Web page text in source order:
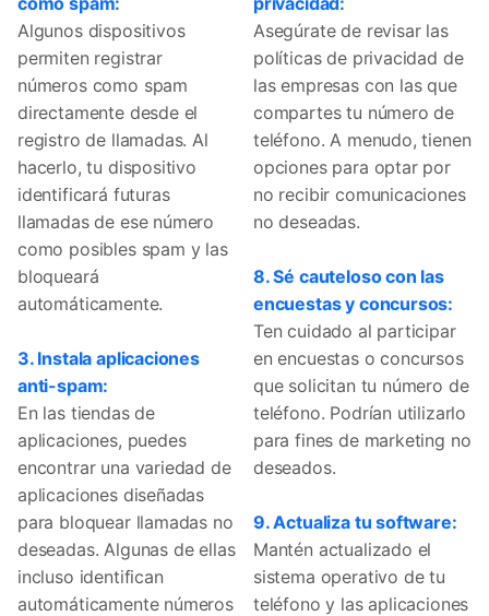
Algunos dispositivos
permiten registrar
números como spam
directamente desde el
registro de llamadas. Al
hacerlo, tu dispositivo
identificará futuras
llamadas de ese número
como posibles spam y las
bloqueará
automáticamente.
3. Instala aplicaciones
anti-spam:
En las tiendas de
aplicaciones, puedes
encontrar una variedad de
aplicaciones diseñadas
para bloquear llamadas no
deseadas. Algunas de ellas
incluso identifican
automáticamente números
Asegúrate de revisar las
políticas de privacidad de
las empresas con las que
compartes tu número de
teléfono. A menudo, tienen
opciones para optar por
no recibir comunicaciones
no deseadas.
8. Sé cauteloso con las
encuestas y concursos:
Ten cuidado al participar
en encuestas o concursos
que solicitan tu número de
teléfono. Podrían utilizarlo
para fines de marketing no
deseados.
9. Actualiza tu software:
Mantén actualizado el
sistema operativo de tu
teléfono y las aplicaciones